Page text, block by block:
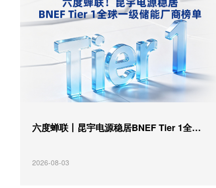
六度蝉联丨昆宇电源稳居BNEF Tier 1全球一级储能厂商榜单
2026-08-03